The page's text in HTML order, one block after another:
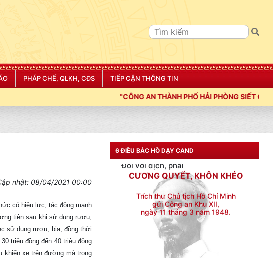
PHÁP CHẾ, QLKH, CĐS TIẾP CẬN THÔNG TIN
"CÔNG AN THÀNH PHỐ HẢI PHÒNG SIẾT CHẶT KỶ LUẬT, KỶ
nhật: 08/04/2021 00:00
có hiệu lực, tác động mạnh
tiện sau khi sử dụng rượu,
sử dụng rượu, bia, đồng thời
triệu đồng đến 40 triệu đồng
khiển xe trên đường mà trong
6 ĐIỀU BÁC HỒ DẠY CAND
Đối với đồng sự, phải
THÂN ÁI GIÚP ĐỠ
TUYỆT ĐỐI TRUNG THÀNH
Đối với nhân dân, phải
KÍNH TRỌNG LỄ PHÉP
CƯƠNG QUYẾT, KHÔN KHÉO
Trích thư Chủ tịch Hồ Chí Minh
gửi Công an Khu XII,
ngày 11 tháng 3 năm 1948.